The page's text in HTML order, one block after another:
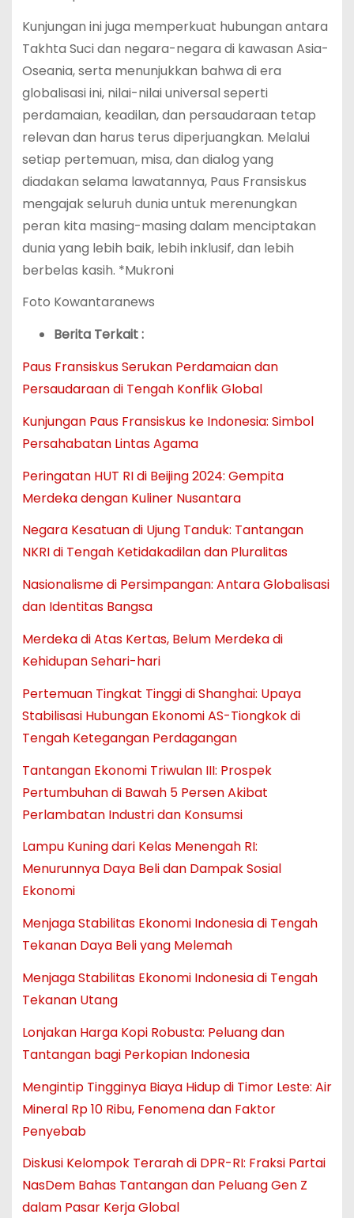
Kunjungan ini juga memperkuat hubungan antara
Takhta Suci dan negara-negara di kawasan Asia-
Oseania, serta menunjukkan bahwa di era
globalisasi ini, nilai-nilai universal seperti
perdamaian, keadilan, dan persaudaraan tetap
relevan dan harus terus diperjuangkan. Melalui
setiap pertemuan, misa, dan dialog yang
diadakan selama lawatannya, Paus Fransiskus
mengajak seluruh dunia untuk merenungkan
peran kita masing-masing dalam menciptakan
dunia yang lebih baik, lebih inklusif, dan lebih
berbelas kasih. *Mukroni
Foto Kowantaranews
Berita Terkait :
Paus Fransiskus Serukan Perdamaian dan
Persaudaraan di Tengah Konflik Global
Kunjungan Paus Fransiskus ke Indonesia: Simbol
Persahabatan Lintas Agama
Peringatan HUT RI di Beijing 2024: Gempita
Merdeka dengan Kuliner Nusantara
Negara Kesatuan di Ujung Tanduk: Tantangan
NKRI di Tengah Ketidakadilan dan Pluralitas
Nasionalisme di Persimpangan: Antara Globalisasi
dan Identitas Bangsa
Merdeka di Atas Kertas, Belum Merdeka di
Kehidupan Sehari-hari
Pertemuan Tingkat Tinggi di Shanghai: Upaya
Stabilisasi Hubungan Ekonomi AS-Tiongkok di
Tengah Ketegangan Perdagangan
Tantangan Ekonomi Triwulan III: Prospek
Pertumbuhan di Bawah 5 Persen Akibat
Perlambatan Industri dan Konsumsi
Lampu Kuning dari Kelas Menengah RI:
Menurunnya Daya Beli dan Dampak Sosial
Ekonomi
Menjaga Stabilitas Ekonomi Indonesia di Tengah
Tekanan Daya Beli yang Melemah
Menjaga Stabilitas Ekonomi Indonesia di Tengah
Tekanan Utang
Lonjakan Harga Kopi Robusta: Peluang dan
Tantangan bagi Perkopian Indonesia
Mengintip Tingginya Biaya Hidup di Timor Leste: Air
Mineral Rp 10 Ribu, Fenomena dan Faktor
Penyebab
Diskusi Kelompok Terarah di DPR-RI: Fraksi Partai
NasDem Bahas Tantangan dan Peluang Gen Z
dalam Pasar Kerja Global